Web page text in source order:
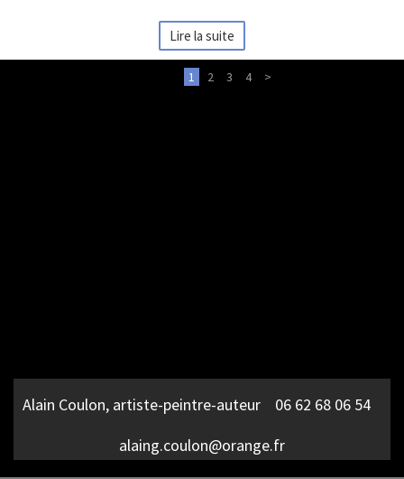
Lire la suite
1 2 3 4 >
Alain Coulon, artiste-peintre-auteur 06 62 68 06 54
alaing.coulon@orange.fr